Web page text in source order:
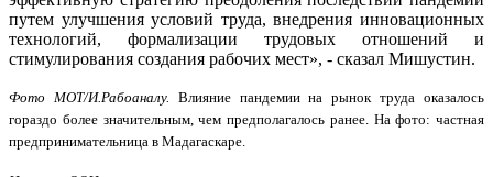
путем улучшения условий труда, внедрения инновационных
технологий, формализации трудовых отношений и
стимулирования создания рабочих мест», - сказал Мишустин.
Фото МОТ/И.Рабоаналу. Влияние пандемии на рынок труда оказалось
гораздо более значительным, чем предполагалось ранее. На фото: частная
предпринимательница в Мадагаскаре.